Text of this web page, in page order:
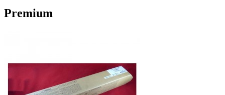
Premium